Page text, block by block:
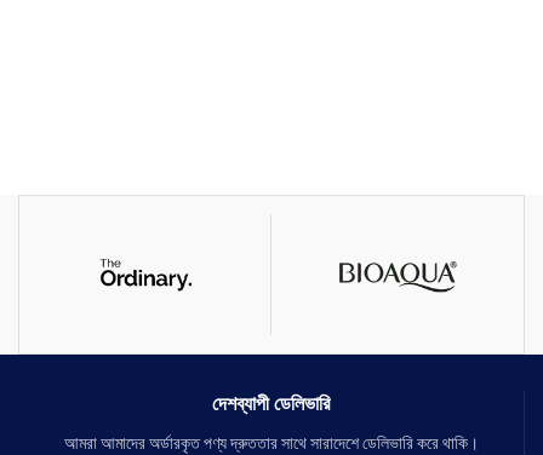
দেশব্যাপী ডেলিভারি
আমরা আমাদের অর্ডারকৃত পণ্য দ্রুততার সাথে সারাদেশে ডেলিভারি করে থাকি।